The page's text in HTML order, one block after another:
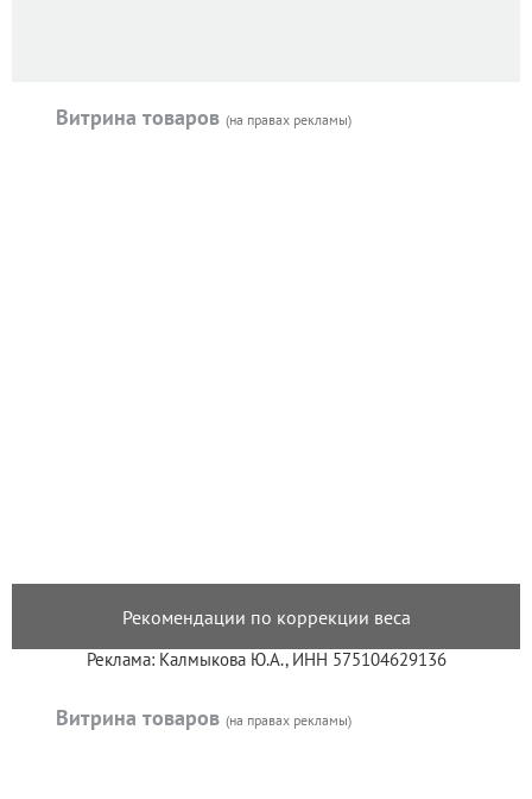
Витрина товаров (на правах рекламы)
Рекомендации по коррекции веса
Реклама: Калмыкова Ю.А., ИНН 575104629136
Витрина товаров (на правах рекламы)